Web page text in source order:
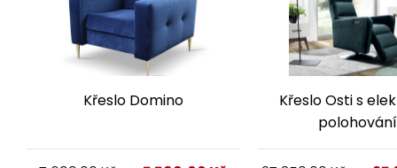
Křeslo Domino
Křeslo Osti s